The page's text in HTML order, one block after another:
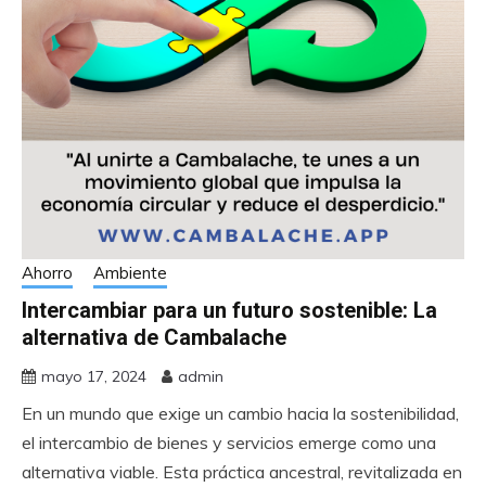
Ahorro Ambiente
Intercambiar para un futuro sostenible: La
alternativa de Cambalache
mayo 17, 2024 admin
En un mundo que exige un cambio hacia la sostenibilidad,
el intercambio de bienes y servicios emerge como una
alternativa viable. Esta práctica ancestral, revitalizada en